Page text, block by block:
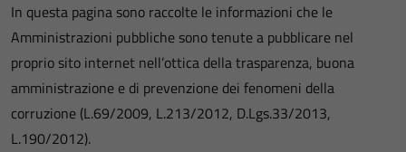
In questa pagina sono raccolte le informazioni che le
Amministrazioni pubbliche sono tenute a pubblicare nel
proprio sito internet nell’ottica della trasparenza, buona
amministrazione e di prevenzione dei fenomeni della
corruzione (L.69/2009, L.213/2012, D.Lgs.33/2013,
L.190/2012).